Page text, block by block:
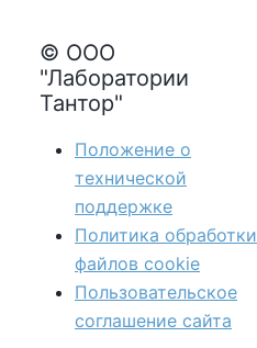
© ООО
"Лаборатории
Тантор"
Положение о
технической
поддержке
Политика обработки
файлов сookie
Пользовательское
соглашение сайта